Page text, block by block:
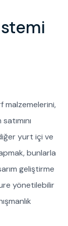
malzemelerini,
yurt içi ve
bunlarla
geliştirme
yönetilebilir